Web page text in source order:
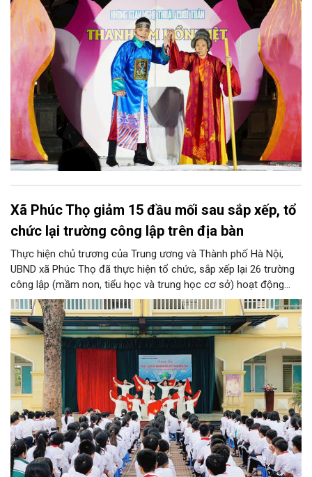
biệt, chương trình có sự giao lưu của các nghệ sĩ đến từ
phương Nam, góp phần tạo nên cuộc gặp gỡ nghệ thuật giàu
cảm xúc.
Xã Phúc Thọ giảm 15 đầu mối sau sắp xếp, tổ
chức lại trường công lập trên địa bàn
Thực hiện chủ trương của Trung ương và Thành phố Hà Nội,
UBND xã Phúc Thọ đã thực hiện tổ chức, sắp xếp lại 26 trường
công lập (mầm non, tiểu học và trung học cơ sở) hoạt động
độc lập thành 11 trường. Sau khi sắp xếp, xã Phúc Thọ giảm 15
đầu mối đơn vị, tỷ lệ tinh gọn đạt 57,69%.